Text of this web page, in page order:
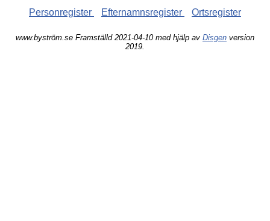
Personregister Efternamnsregister Ortsregister
www.byström.se Framställd 2021-04-10 med hjälp av Disgen version
2019.